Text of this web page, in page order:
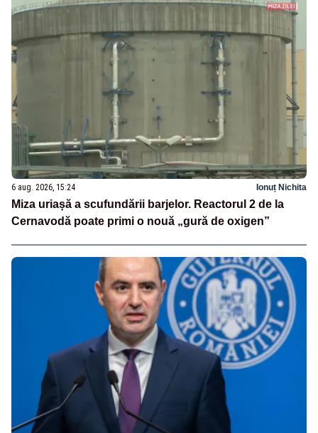
6 aug. 2026, 15:24 Ionuț Nichita
Miza uriașă a scufundării barjelor. Reactorul 2 de la
Cernavodă poate primi o nouă „gură de oxigen”